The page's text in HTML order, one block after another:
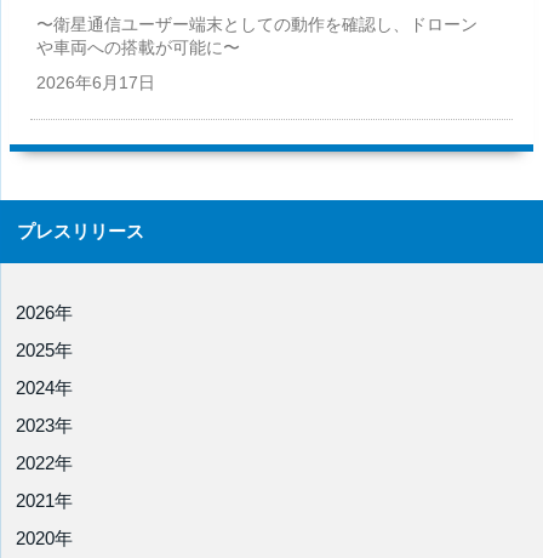
〜衛星通信ユーザー端末としての動作を確認し、ドローン
や車両への搭載が可能に〜
2026年6月17日
プレスリリース
2026年
2025年
2024年
2023年
2022年
2021年
2020年